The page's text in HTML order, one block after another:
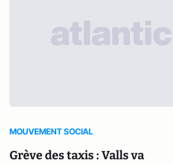
MOUVEMENT SOCIAL
Grève des taxis : Valls va